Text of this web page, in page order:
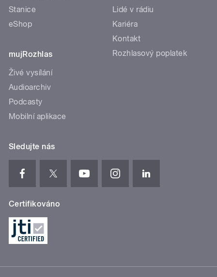
Stanice
eShop
mujRozhlas
Živé vysílání
Audioarchiv
Podcasty
Mobilní aplikace
Lidé v rádiu
Kariéra
Kontakt
Rozhlasový poplatek
Sledujte nás
Certifikováno